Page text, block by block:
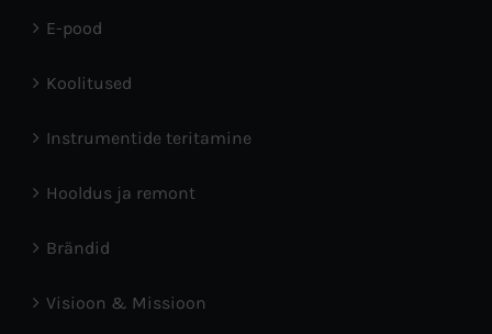
E-pood
Koolitused
Instrumentide teritamine
Hooldus ja remont
Brändid
Visioon & Missioon